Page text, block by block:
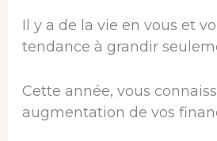
Il y a de la vie en vous et
tendance à grandir
Cette année, vous
augmentation de vos